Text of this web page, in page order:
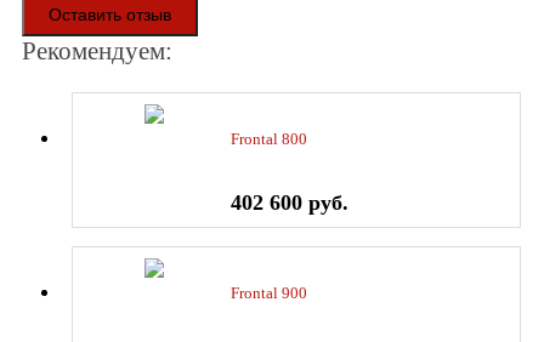
Оставить отзыв
Рекомендуем:
Frontal 800
402 600 руб.
Frontal 900